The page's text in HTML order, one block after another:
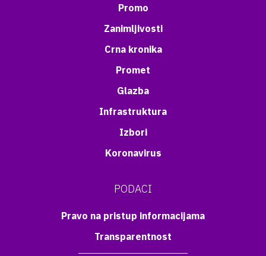
Promo
Zanimljivosti
Crna kronika
Promet
Glazba
Infrastruktura
Izbori
Koronavirus
PODACI
Pravo na pristup informacijama
Transparentnost